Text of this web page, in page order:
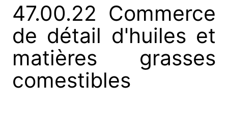
47.00.22 Commerce
de détail d'huiles et
matières grasses
comestibles